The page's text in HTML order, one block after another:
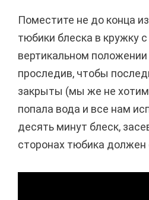
Поместите не до конца
тюбики блеска в кружку
вертикальном
проследив, чтобы
закрыты (мы же не
попала вода и все нам
десять минут блеск,
сторонах тюбика должен